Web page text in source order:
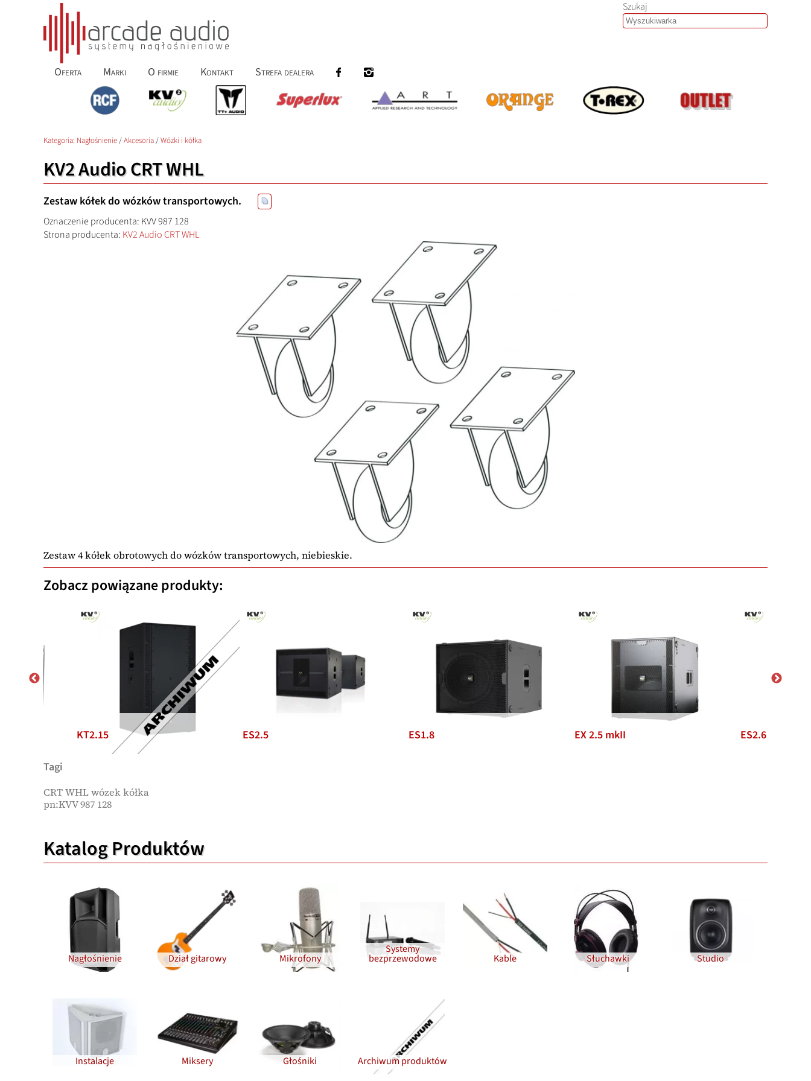
Szukaj
Oferta Marki O firmie Kontakt Strefa dealera
Kategoria: Nagłośnienie/Akcesoria/Wózki i kółka
KV2 Audio CRT WHL
Zestaw kółek do wózków transportowych.
Oznaczenie producenta: KVV 987 128
Strona producenta: KV2 Audio CRT WHL
Zestaw 4 kółek obrotowych do wózków transportowych, niebieskie.
Zobacz powiązane produkty:
ES2.5 ES1.8 EX 2.5 mkII ES2.6 KT2.15
Tagi
CRT WHL wózek kółka
pn:KVV 987 128
Katalog Produktów
Nagłośnienie Dział gitarowy Mikrofony
Systemy
bezprzewodowe Kable Słuchawki Studio
Instalacje Miksery Głośniki Archiwum produktów